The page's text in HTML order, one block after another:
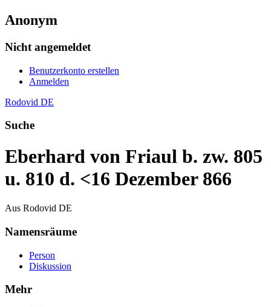
Anonym
Nicht angemeldet
Benutzerkonto erstellen
Anmelden
Rodovid DE
Suche
Eberhard von Friaul b. zw. 805
u. 810 d. <16 Dezember 866
Aus Rodovid DE
Namensräume
Person
Diskussion
Mehr